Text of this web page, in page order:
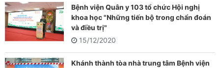
Bệnh viện Quân y 103 tổ chức Hội nghị
khoa học "Những tiến bộ trong chẩn đoán
và điều trị"
15/12/2020
Khánh thành tòa nhà trung tâm Bệnh viện